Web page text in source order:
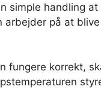
simple handling at
arbejder på at
fungere korrekt,